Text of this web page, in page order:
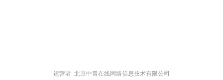
运营者: 北京中青在线网络信息技术有限公司